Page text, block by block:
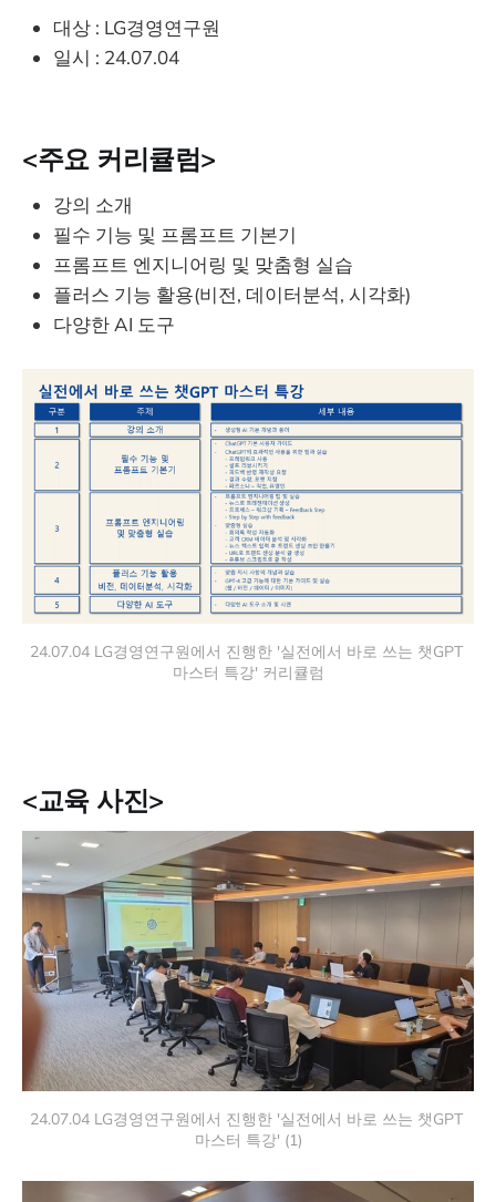
대상 : LG경영연구원
일시 : 24.07.04
<주요 커리큘럼>
​​​강의 소개
필수 기능 및 프롬프트 기본기
프롬프트 엔지니어링 및 맞춤형 실습
플러스 기능 활용(비전, 데이터분석, 시각화)
다양한 AI 도구
24.07.04 LG경영연구원에서 진행한 '실전에서 바로 쓰는 챗GPT
마스터 특강' 커리큘럼
<교육 사진>
24.07.04 LG경영연구원에서 진행한 '실전에서 바로 쓰는 챗GPT
마스터 특강' (1)